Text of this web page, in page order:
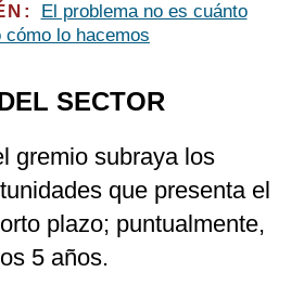
El problema no es cuánto
lo hacemos
SECTOR
gremio subraya los
que presenta el
plazo; puntualmente,
5 años.